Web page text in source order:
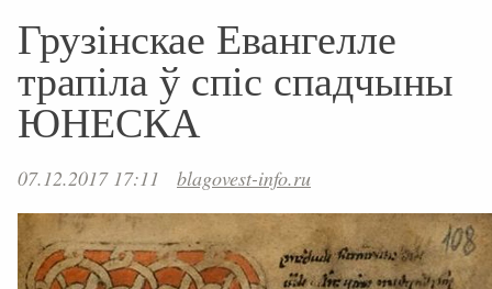
Грузінскае Евангелле
трапіла ў спіс спадчыны
ЮНЕСКА
07.12.2017 17:11 blagovest-info.ru